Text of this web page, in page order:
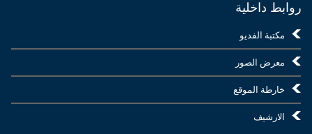
روابط داخلية
مكتبة الفديو
معرض الصور
خارطة الموقع
الارشيف